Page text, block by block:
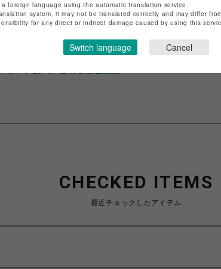
ョップ名
NORDISK CAMP SUPPLY STORE
特定商取引法など法令に基づく表記は
こちら
CHECKED ITEMS
最近チェックしたアイテム
foreign language using the automatic translation service.
system, it may not be translated correctly and may differ
for any direct or indirect damage caused by using this
Switch language Cancel